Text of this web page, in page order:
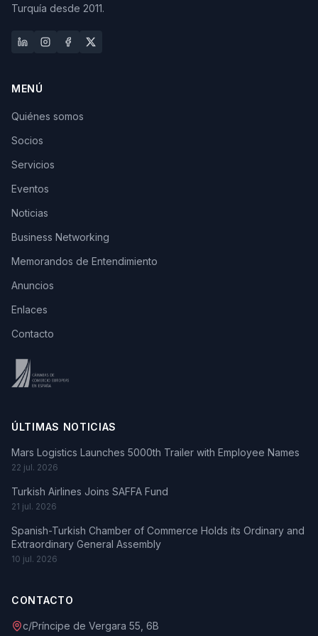
Turquía desde 2011.
MENÚ
Quiénes somos
Socios
Servicios
Eventos
Noticias
Business Networking
Memorandos de Entendimiento
Anuncios
Enlaces
Contacto
ÚLTIMAS NOTICIAS
Mars Logistics Launches 5000th Trailer with Employee Names
22 jul. 2026
Turkish Airlines Joins SAFFA Fund
21 jul. 2026
Spanish-Turkish Chamber of Commerce Holds its Ordinary and
Extraordinary General Assembly
10 jul. 2026
CONTACTO
c/Príncipe de Vergara 55, 6B